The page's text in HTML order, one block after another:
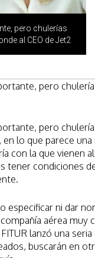
pero chulerías
al CEO de Jet2
pero
pero
lo que parece
con la que
condiciones
especificar ni dar
aérea
lanzó una
buscarán en